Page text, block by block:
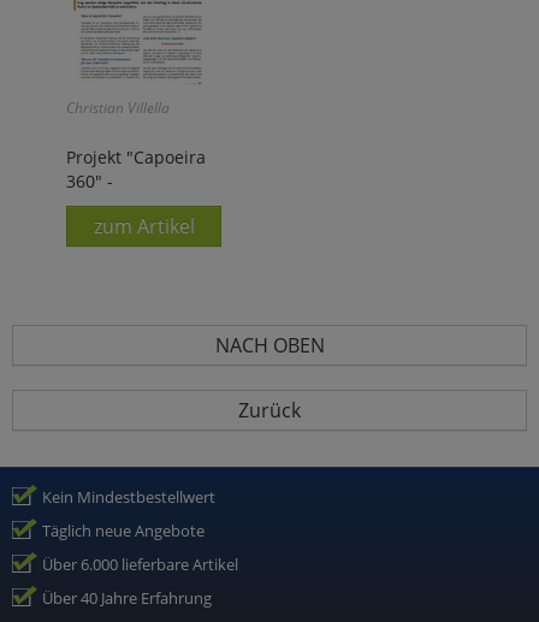
Christian Villella
Projekt "Capoeira
360" -
zum Artikel
NACH OBEN
Zurück
Kein Mindestbestellwert
Täglich neue Angebote
Über 6.000 lieferbare Artikel
Über 40 Jahre Erfahrung